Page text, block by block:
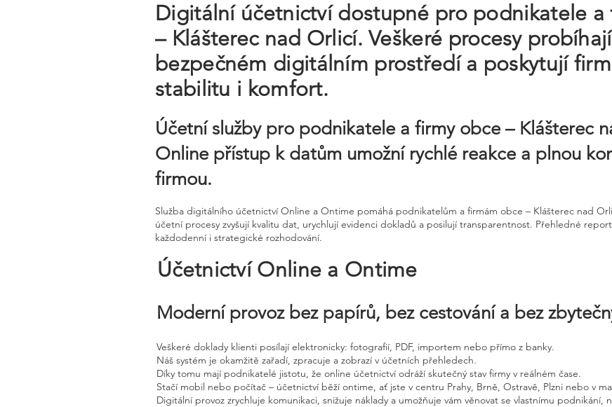
Digitální účetnictví dostupné pro podnikatele a
– Klášterec nad Orlicí. Veškeré procesy
bezpečném digitálním prostředí a poskytují
stabilitu i komfort.
Účetní služby pro podnikatele a firmy obce – Klášterec
Online přístup k datům umožní rychlé reakce a plnou
firmou.
Služba digitálního účetnictví Online a Ontime pomáhá podnikatelům a firmám obce – Klášterec nad
účetní procesy zvyšují kvalitu dat, urychlují evidenci dokladů a posilují transparentnost. Přehledné
každodenní i strategické rozhodování.
Účetnictví Online a Ontime
Moderní provoz bez papírů, bez cestování a bez
Veškeré doklady klienti posílají elektronicky: fotografií, PDF, importem nebo přímo z banky.
Náš systém je okamžitě zařadí, zpracuje a zobrazí v účetních přehledech.
Díky tomu mají podnikatelé jistotu, že online účetnictví odráží skutečný stav firmy v reálném čase.
Stačí mobil nebo počítač – účetnictví běží ontime, ať jste v centru Prahy, Brně, Ostravě, Plzni nebo v
Digitální provoz zrychluje komunikaci, snižuje náklady a umožňuje vám věnovat se vlastnímu podnikání,